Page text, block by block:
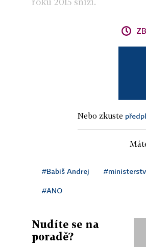
Nebo zkuste
#Babiš Andrej
#ANO
Nudíte se na
poradě?